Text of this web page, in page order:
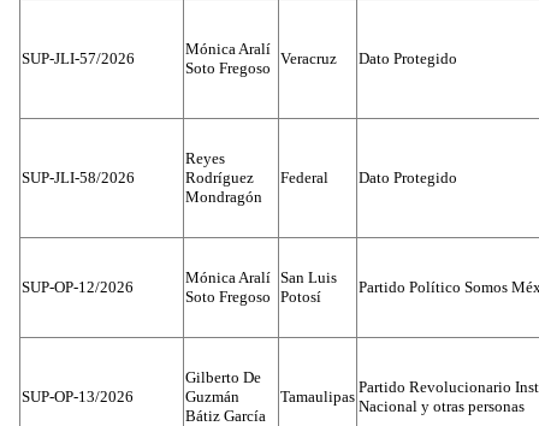
SUP-JLI-57/2026
Mónica Aralí
Soto Fregoso
Veracruz Dato Protegido
SUP-JLI-58/2026
Reyes
Rodríguez
Mondragón
Federal Dato Protegido
SUP-OP-12/2026
Mónica Aralí
Soto Fregoso
San Luis
Potosí
Partido Político Somos
SUP-OP-13/2026
Gilberto De
Guzmán
Bátiz García
Tamaulipas
Partido Revolucionario
Nacional y otras personas